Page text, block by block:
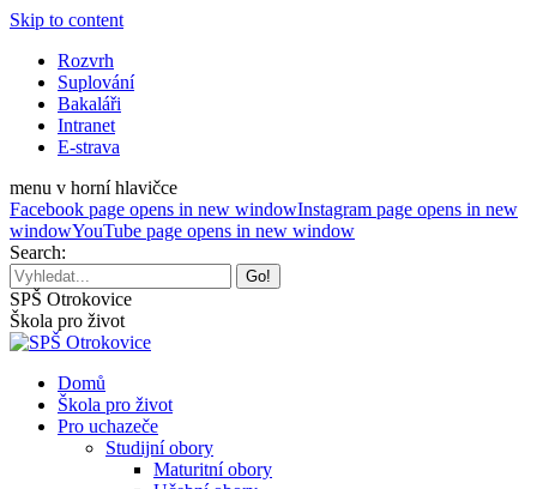
Skip to content
Rozvrh
Suplování
Bakaláři
Intranet
E-strava
menu v horní hlavičce
Facebook page opens in new windowInstagram page opens in new
windowYouTube page opens in new window
Search:
SPŠ Otrokovice
Škola pro život
Domů
Škola pro život
Pro uchazeče
Studijní obory
Maturitní obory